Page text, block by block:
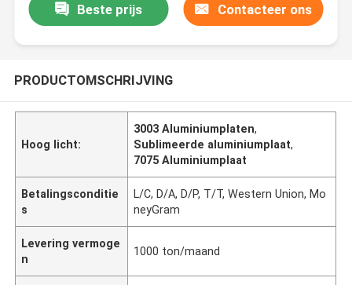
Beste prijs Contacteer ons
PRODUCTOMSCHRIJVING
Hoog licht:
3003 Aluminiumplaten,
Sublimeerde aluminiumplaat,
7075 Aluminiumplaat
Betalingsconditie
s
L/C, D/A, D/P, T/T, Western Union, Mo
neyGram
Levering vermoge
n
1000 ton/maand